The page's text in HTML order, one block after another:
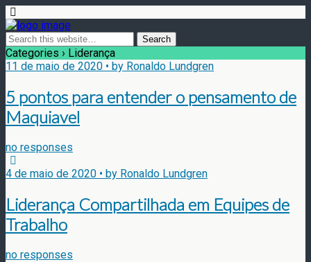
Categories › Liderança
11 de maio de 2020 • by Ronaldo Lundgren
5 pontos para entender o pensamento de
Maquiavel
no responses
4 de maio de 2020 • by Ronaldo Lundgren
Liderança Compartilhada em Equipes de
Trabalho
no responses